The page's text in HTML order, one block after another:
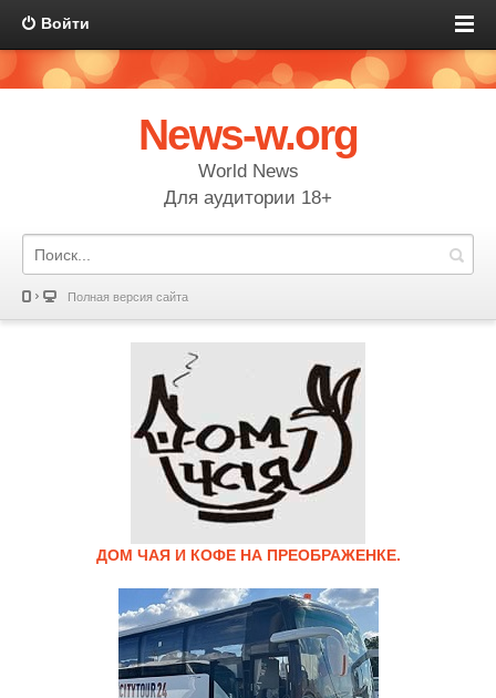
Войти
News-w.org
World News
Для аудитории 18+
Полная версия сайта
ДОМ ЧАЯ И КОФЕ НА ПРЕОБРАЖЕНКЕ.